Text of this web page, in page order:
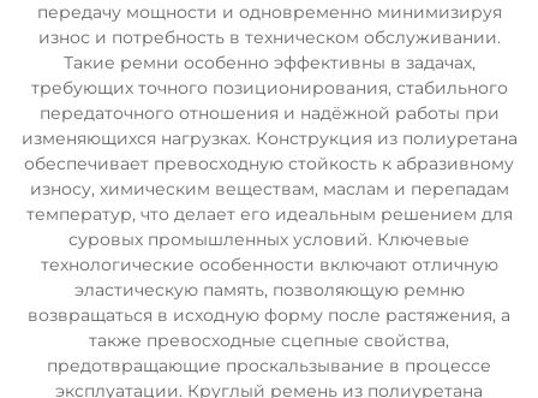
передачу мощности и одновременно минимизируя
износ и потребность в техническом обслуживании.
Такие ремни особенно эффективны в задачах,
требующих точного позиционирования, стабильного
передаточного отношения и надёжной работы при
изменяющихся нагрузках. Конструкция из полиуретана
обеспечивает превосходную стойкость к абразивному
износу, химическим веществам, маслам и перепадам
температур, что делает его идеальным решением для
суровых промышленных условий. Ключевые
технологические особенности включают отличную
эластическую память, позволяющую ремню
возвращаться в исходную форму после растяжения, а
также превосходные сцепные свойства,
предотвращающие проскальзывание в процессе
эксплуатации. Круглый ремень из полиуретана